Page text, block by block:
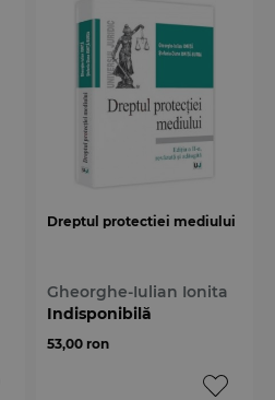
Dreptul protectiei mediului
Gheorghe-Iulian Ionita
Indisponibilă
53,00 ron